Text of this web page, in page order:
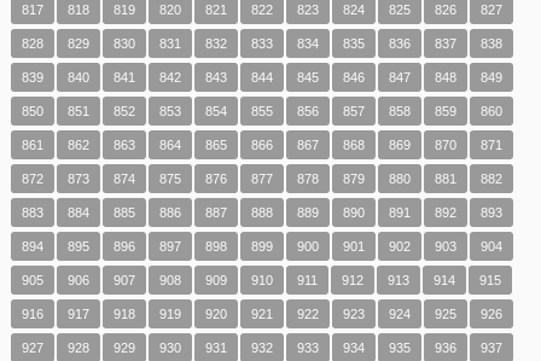
817 818 819 820 821 822 823 824 825 826 827
828 829 830 831 832 833 834 835 836 837 838
839 840 841 842 843 844 845 846 847 848 849
850 851 852 853 854 855 856 857 858 859 860
861 862 863 864 865 866 867 868 869 870 871
872 873 874 875 876 877 878 879 880 881 882
883 884 885 886 887 888 889 890 891 892 893
894 895 896 897 898 899 900 901 902 903 904
905 906 907 908 909 910 911 912 913 914 915
916 917 918 919 920 921 922 923 924 925 926
927 928 929 930 931 932 933 934 935 936 937